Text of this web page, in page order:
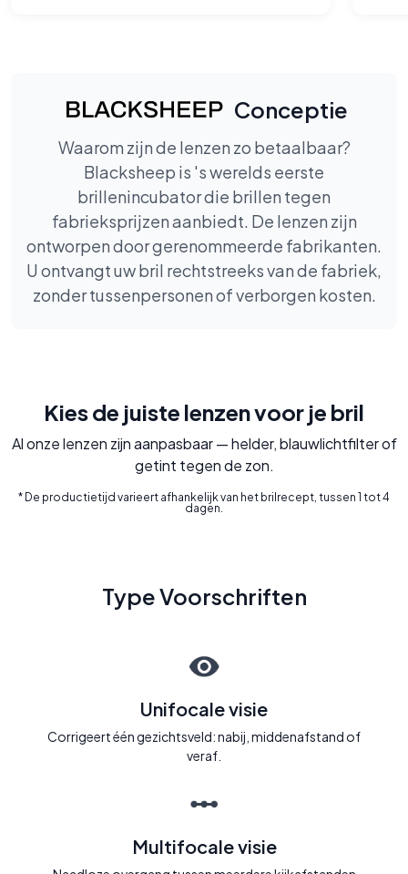
Conceptie
Waarom zijn de lenzen zo betaalbaar?
Blacksheep is 's werelds eerste
brillenincubator die brillen tegen
fabrieksprijzen aanbiedt. De lenzen zijn
ontworpen door gerenommeerde fabrikanten.
U ontvangt uw bril rechtstreeks van de fabriek,
zonder tussenpersonen of verborgen kosten.
Kies de juiste lenzen voor je bril
Al onze lenzen zijn aanpasbaar — helder, blauwlichtfilter of
getint tegen de zon.
* De productietijd varieert afhankelijk van het brilrecept, tussen 1 tot 4
dagen.
Type Voorschriften
Unifocale visie
Corrigeert één gezichtsveld: nabij, middenafstand of
veraf.
Multifocale visie